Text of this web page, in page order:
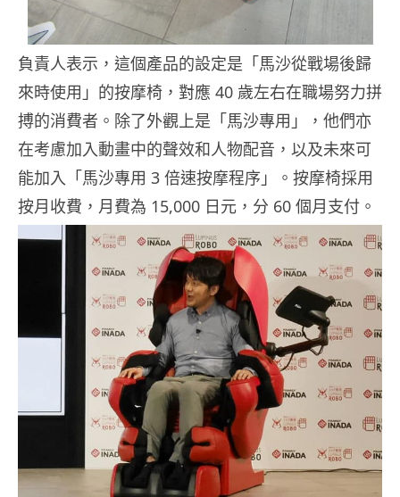
負責人表示，這個產品的設定是「馬沙從戰場後歸
來時使用」的按摩椅，對應 40 歲左右在職場努力拼
搏的消費者。除了外觀上是「馬沙專用」，他們亦
在考慮加入動畫中的聲效和人物配音，以及未來可
能加入「馬沙專用 3 倍速按摩程序」。按摩椅採用
按月收費，月費為 15,000 日元，分 60 個月支付。